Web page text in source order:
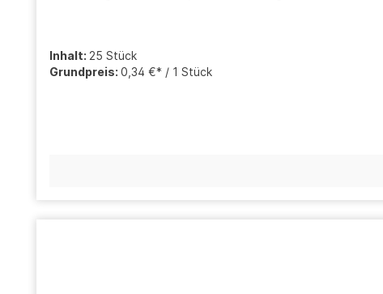
Inhalt: 25 Stück
Grundpreis: 0,34 €* / 1 Stück